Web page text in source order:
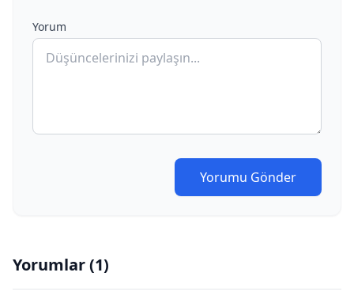
Yorum
Yorumu Gönder
Yorumlar (1)